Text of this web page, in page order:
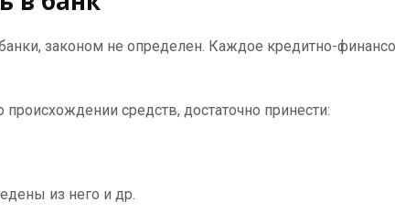
законом не определен. Каждое кредитно-
средств, достаточно принести:
из него и др.